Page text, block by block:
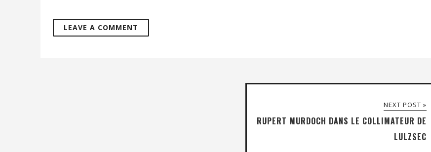
NEXT POST »
RUPERT MURDOCH DANS LE COLLIMATEUR DE
LULZSEC